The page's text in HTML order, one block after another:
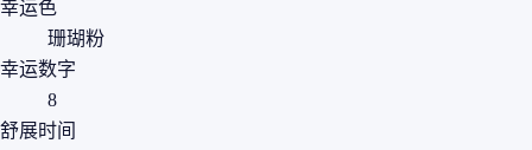
幸运色
珊瑚粉
幸运数字
8
舒展时间